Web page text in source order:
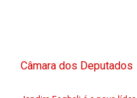
Câmara dos Deputados